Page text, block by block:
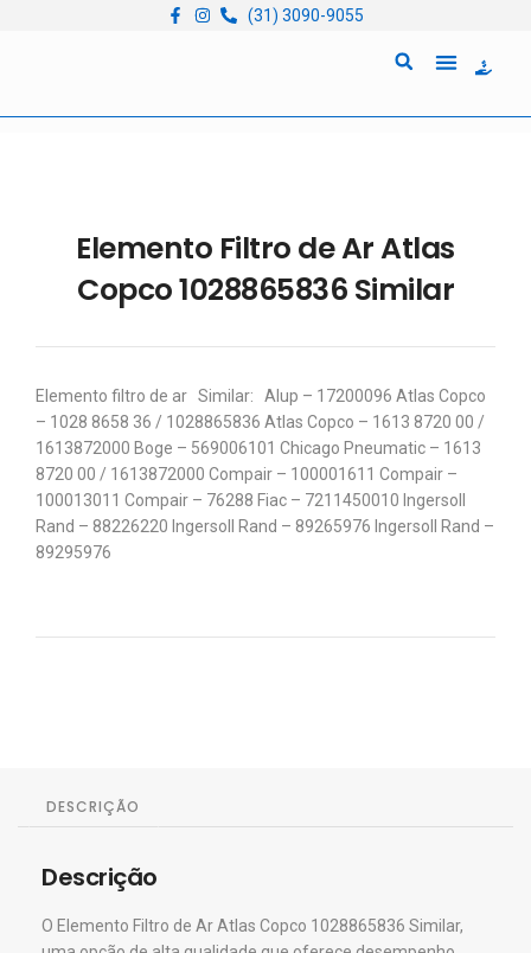
(31) 3090-9055
Elemento Filtro de Ar Atlas
Copco 1028865836 Similar
Elemento filtro de ar Similar: Alup – 17200096 Atlas Copco
– 1028 8658 36 / 1028865836 Atlas Copco – 1613 8720 00 /
1613872000 Boge – 569006101 Chicago Pneumatic – 1613
8720 00 / 1613872000 Compair – 100001611 Compair –
100013011 Compair – 76288 Fiac – 7211450010 Ingersoll
Rand – 88226220 Ingersoll Rand – 89265976 Ingersoll Rand –
89295976
DESCRIÇÃO
Descrição
O Elemento Filtro de Ar Atlas Copco 1028865836 Similar,